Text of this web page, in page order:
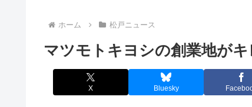
ホーム 松戸ニュース
マツモトキヨシの創業地が
X Bluesky